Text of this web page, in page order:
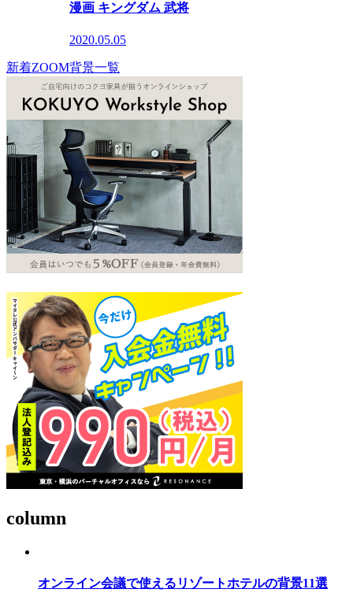
漫画 キングダム 武将
2020.05.05
新着ZOOM背景一覧
column
オンライン会議で使えるリゾートホテルの背景11選